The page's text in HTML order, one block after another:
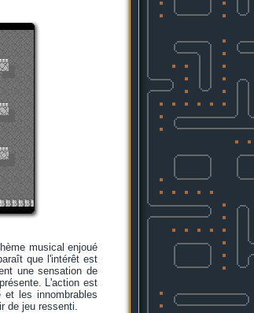
musical enjoué
que l'intérêt est
une sensation de
L'action est
les innombrables
de jeu ressenti.